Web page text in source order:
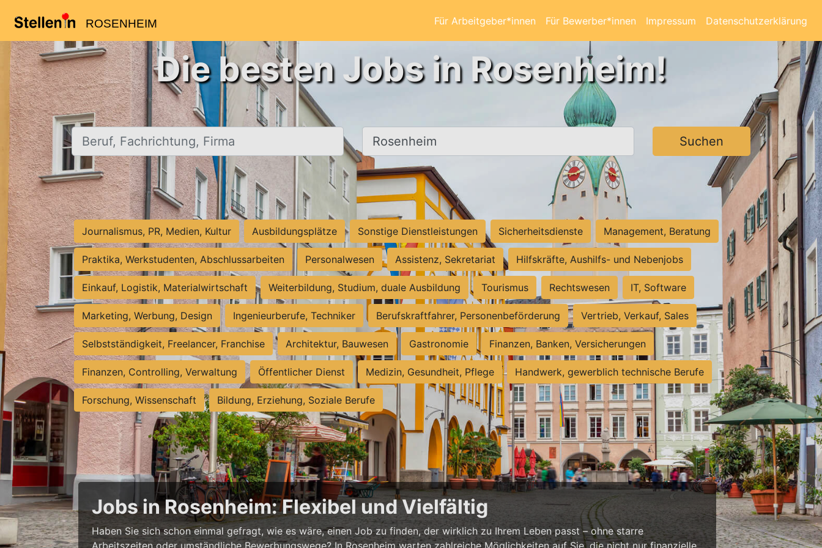
ROSENHEIM Für Arbeitgeber*innen Für Bewerber*innen Impressum Datenschutzerklärung
Die besten Jobs in Rosenheim!
Beruf, Fachrichtung, Firma Ort, Stadt Suchen
Journalismus, PR, Medien, Kultur Ausbildungsplätze Sonstige Dienstleistungen Sicherheitsdienste Management, Beratung
Praktika, Werkstudenten, Abschlussarbeiten Personalwesen Assistenz, Sekretariat Hilfskräfte, Aushilfs- und Nebenjobs
Einkauf, Logistik, Materialwirtschaft Weiterbildung, Studium, duale Ausbildung Tourismus Rechtswesen IT, Software
Marketing, Werbung, Design Ingenieurberufe, Techniker Berufskraftfahrer, Personenbeförderung Vertrieb, Verkauf, Sales
Selbstständigkeit, Freelancer, Franchise Architektur, Bauwesen Gastronomie Finanzen, Banken, Versicherungen
Finanzen, Controlling, Verwaltung Öffentlicher Dienst Medizin, Gesundheit, Pflege Handwerk, gewerblich technische Berufe
Forschung, Wissenschaft Bildung, Erziehung, Soziale Berufe
Jobs in Rosenheim: Flexibel und Vielfältig
Haben Sie sich schon einmal gefragt, wie es wäre, einen Job zu finden, der wirklich zu Ihrem Leben passt – ohne starre